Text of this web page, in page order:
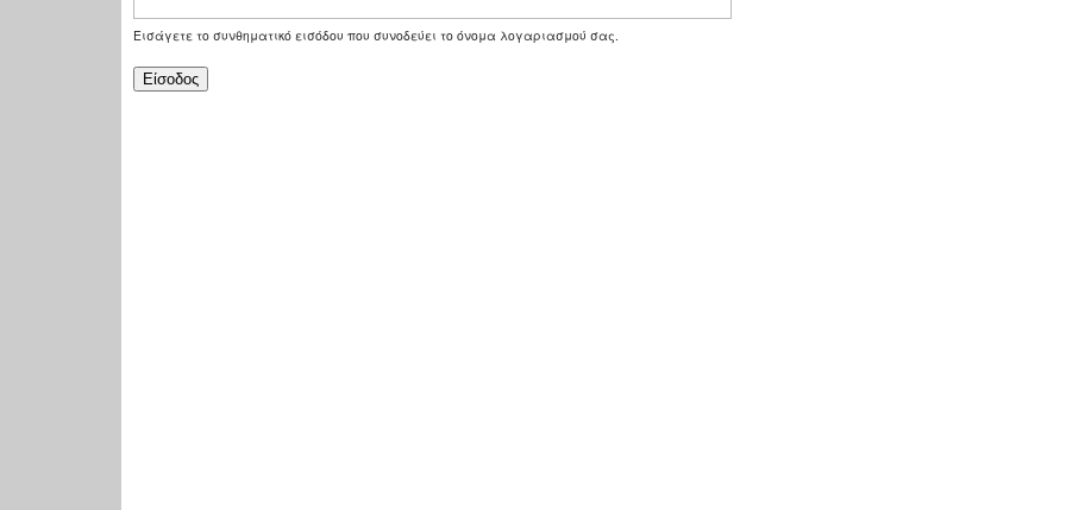
Εισάγετε το συνθηματικό εισόδου που συνοδεύει το όνομα λογαριασμού σας.